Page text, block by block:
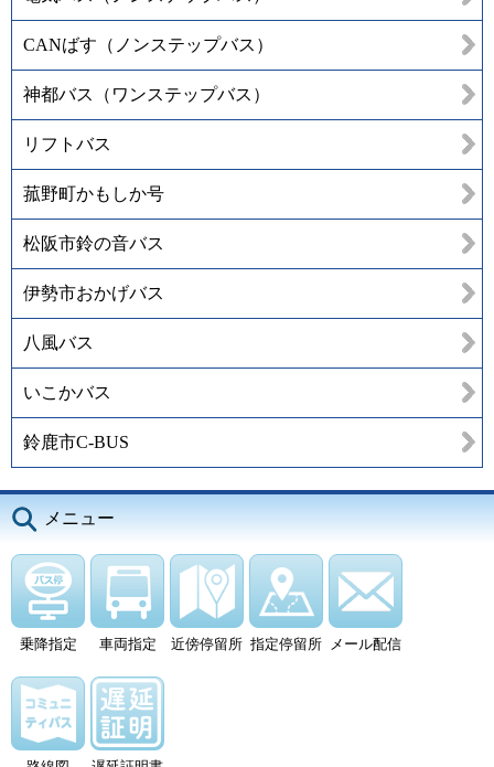
CANばす（ノンステップバス）
神都バス（ワンステップバス）
リフトバス
菰野町かもしか号
松阪市鈴の音バス
伊勢市おかげバス
八風バス
いこかバス
鈴鹿市C-BUS
メニュー
乗降指定 車両指定 近傍停留所 指定停留所 メール配信